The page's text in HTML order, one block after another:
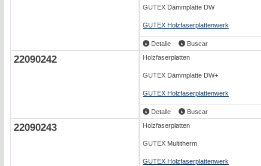
GUTEX Dämmplatte DW
GUTEX Holzfaserplattenwerk
Detalle Buscar
22090242 Holzfaserplatten
GUTEX Dämmplatte DW+
GUTEX Holzfaserplattenwerk
Detalle Buscar
22090243 Holzfaserplatten
GUTEX Multitherm
GUTEX Holzfaserplattenwerk